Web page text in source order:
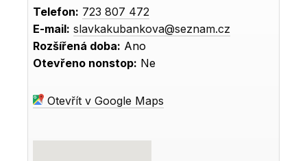
Telefon: 723 807 472
E-mail: slavkakubankova@seznam.cz
Rozšířená doba: Ano
Otevřeno nonstop: Ne
Otevřít v Google Maps